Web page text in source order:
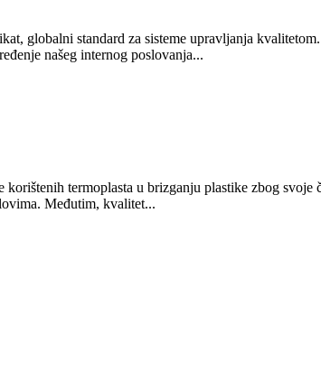
globalni standard za sisteme upravljanja
našeg internog poslovanja...
termoplasta u brizganju plastike zbog svoje
Međutim, kvalitet...